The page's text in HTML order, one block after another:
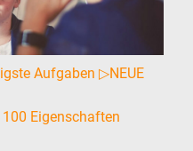
Aufgaben ▷NEUE
Eigenschaften